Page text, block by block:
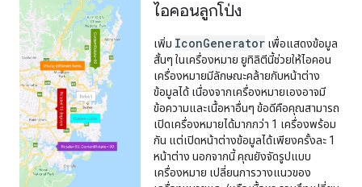
ไอคอนลูกโป่ง
เพิ่ม IconGenerator เพื่อแสดงข้อมูล
สั้นๆ ในเครื่องหมาย ยูทิลิตีนี้ช่วยให้ไอคอน
เครื่องหมายมีลักษณะคล้ายกับหน้าต่าง
ข้อมูลได้ เนื่องจากเครื่องหมายเองอาจมี
ข้อความและเนื้อหาอื่นๆ ข้อดีคือคุณสามารถ
เปิดเครื่องหมายได้มากกว่า 1 เครื่องพร้อม
กัน แต่เปิดหน้าต่างข้อมูลได้เพียงครั้งละ 1
หน้าต่าง นอกจากนี้ คุณยังจัดรูปแบบ
เครื่องหมาย เปลี่ยนการวางแนวของ